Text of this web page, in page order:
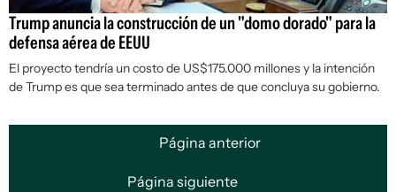
Trump anuncia la construcción de un "domo dorado" para la
defensa aérea de EEUU
El proyecto tendría un costo de US$175.000 millones y la intención
de Trump es que sea terminado antes de que concluya su gobierno.
Página anterior
Página siguiente